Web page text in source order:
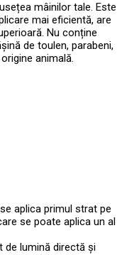
mâinilor tale. Este
mai eficientă, are
Nu conține
de toulen, parabeni,
animală.
aplica primul strat pe
se poate aplica un al
de lumină directă și